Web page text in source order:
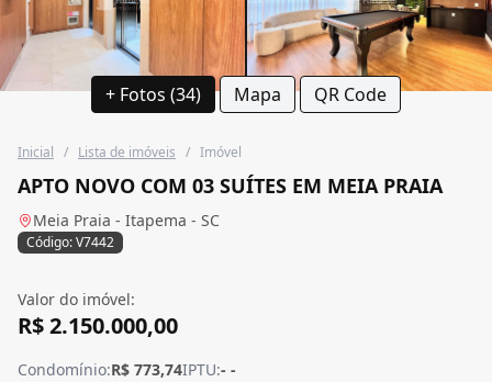
+ Fotos (34) Mapa QR Code
Inicial / Lista de imóveis / Imóvel
APTO NOVO COM 03 SUÍTES EM MEIA PRAIA
Meia Praia - Itapema - SC
Código: V7442
Valor do imóvel:
R$ 2.150.000,00
Condomínio:R$ 773,74IPTU:- -